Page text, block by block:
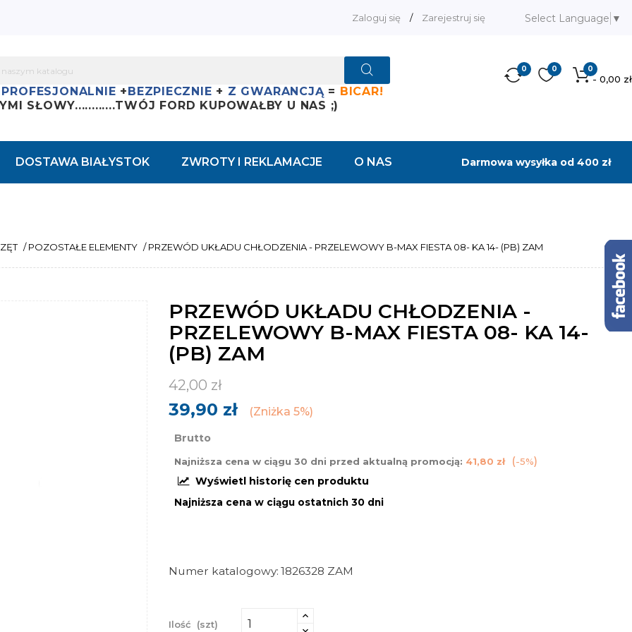
Zaloguj się / Zarejestruj się Select Language ▼
PROFESJONALNIE +BEZPIECZNIE + Z GWARANCJĄ= BICAR!
SŁOWY............TWÓJ FORD KUPOWAŁBY U NAS ;)
0
- 0,00 zł
0
0
DOSTAWA BIAŁYSTOK ZWROTY I REKLAMACJE O NAS Darmowa wysyłka od 400 zł
/ POZOSTAŁE ELEMENTY / PRZEWÓD UKŁADU CHŁODZENIA - PRZELEWOWY B-MAX FIESTA 08- KA 14- (PB) ZAM
PRZEWÓD UKŁADU CHŁODZENIA -
PRZELEWOWY B-MAX FIESTA 08- KA 14-
(PB) ZAM
42,00 zł
39,90 zł Zniżka 5%
Brutto
Najniższa cena w ciągu 30 dni przed aktualną promocją: 41,80 zł -5%
Wyświetl historię cen produktu
Najniższa cena w ciągu ostatnich 30 dni
Numer katalogowy 1826328 ZAM
Ilość (szt)